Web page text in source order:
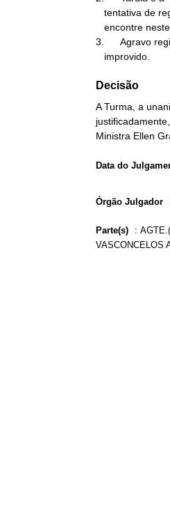
3.      Agravo
   improvido.
Decisão
A Turma, a
Ministra Ellen
Data do
Órgão Julgador
Parte(s) :
VASCONCELOS